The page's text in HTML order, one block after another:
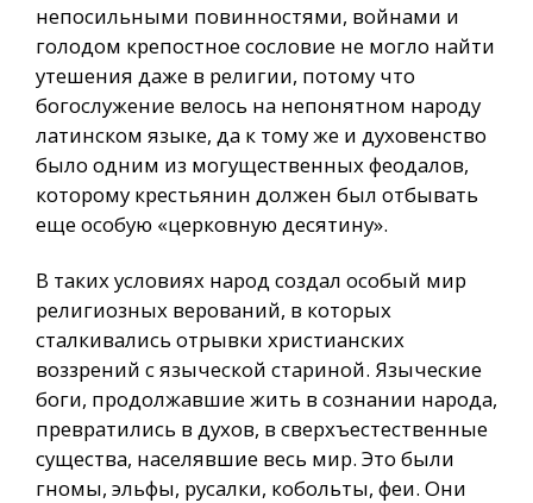
непосильными повинностями, войнами и
голодом крепостное сословие не могло найти
утешения даже в религии, потому что
богослужение велось на непонятном народу
латинском языке, да к тому же и духовенство
было одним из могущественных феодалов,
которому крестьянин должен был отбывать
еще особую «церковную десятину».
В таких условиях народ создал особый мир
религиозных верований, в которых
сталкивались отрывки христианских
воззрений с языческой стариной. Языческие
боги, продолжавшие жить в сознании народа,
превратились в духов, в сверхъестественные
существа, населявшие весь мир. Это были
гномы, эльфы, русалки, кобольты, феи. Они